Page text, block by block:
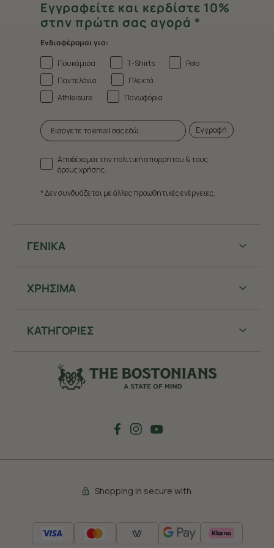
ΓΕΝΙΚΑ
ΧΡHΣΙΜΑ
ΚΑΤΗΓΟΡΙΕΣ
Εγγραφείτε και κερδίστε 10%
στην πρώτη σας αγορά *
Ενδιαφέρομαι για:
Πουκάμισα
T-Shirts
Polo
Παντελόνια
Πλεκτά
Athleisure
Πανωφόρια
Εγγραφή
Αποδέχομαι την πολιτική απορρήτου & τους
όρους χρήσης.
* Δεν συνδυάζεται με άλλες προωθητικές ενέργειες.
Shopping in secure with